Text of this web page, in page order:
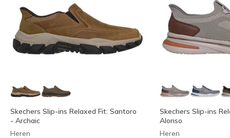
Skechers Slip-ins Relaxed Fit: Santoro
- Archaic
Heren
Skechers Slip-ins
Alonso
Heren